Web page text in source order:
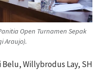
Open Turnamen Sepak
Araujo).
Belu, Willybrodus Lay, SH